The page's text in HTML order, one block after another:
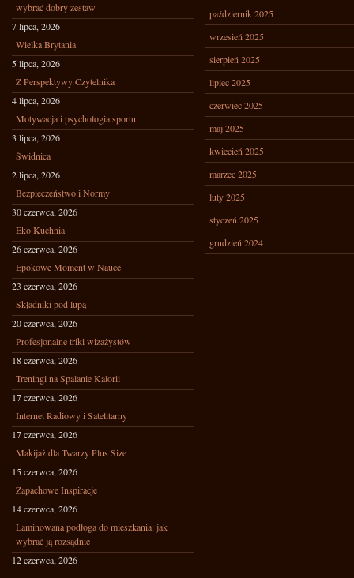
wybrać dobry zestaw
7 lipca, 2026
Wielka Brytania
5 lipca, 2026
Z Perspektywy Czytelnika
4 lipca, 2026
Motywacja i psychologia sportu
3 lipca, 2026
Świdnica
2 lipca, 2026
Bezpieczeństwo i Normy
30 czerwca, 2026
Eko Kuchnia
26 czerwca, 2026
Epokowe Moment w Nauce
23 czerwca, 2026
Składniki pod lupą
20 czerwca, 2026
Profesjonalne triki wizażystów
18 czerwca, 2026
Treningi na Spalanie Kalorii
17 czerwca, 2026
Internet Radiowy i Satelitarny
17 czerwca, 2026
Makijaż dla Twarzy Plus Size
15 czerwca, 2026
Zapachowe Inspiracje
14 czerwca, 2026
Laminowana podłoga do mieszkania: jak
wybrać ją rozsądnie
12 czerwca, 2026
październik 2025
wrzesień 2025
sierpień 2025
lipiec 2025
czerwiec 2025
maj 2025
kwiecień 2025
marzec 2025
luty 2025
styczeń 2025
grudzień 2024